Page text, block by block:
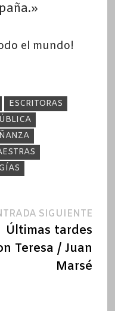
el mundo!
ESCRITORAS
SIGUIENTE
Últimas tardes
Teresa / Juan
Marsé